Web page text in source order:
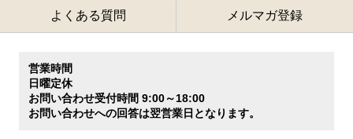
よくある質問 メルマガ登録
営業時間
日曜定休
お問い合わせ受付時間 9:00～18:00
お問い合わせへの回答は翌営業日となります。